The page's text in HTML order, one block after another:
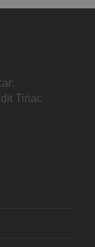
Tiriac